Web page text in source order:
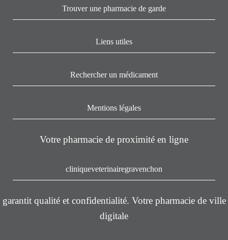
Trouver une pharmacie de garde
Liens utiles
Rechercher un médicament
Mentions légales
Votre pharmacie de proximité en ligne
cliniqueveterinairegravenchon
garantit qualité et confidentialité. Votre pharmacie de ville
digitale